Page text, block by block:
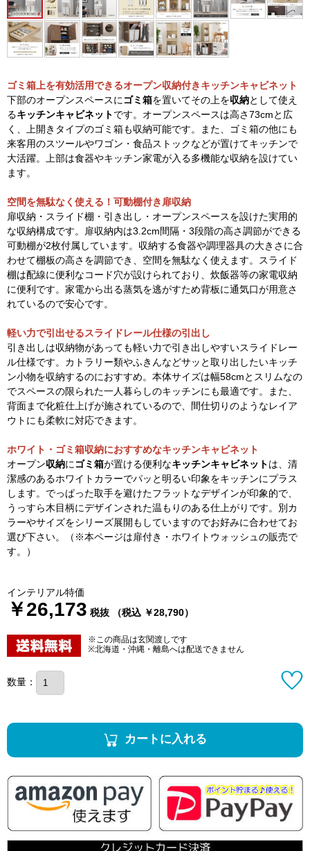
ゴミ箱上を有効活用できるオープン収納付きキッチンキャビネット
下部のオープンスペースに ゴミ箱を置いてその上を収納として使え
るキッチンキャビネットです。オープンスペースは高さ73cmと広
く、上開きタイプのゴミ箱も収納可能です。また、ゴミ箱の他にも
来客用のスツールやワゴン・食品ストックなどが置けてキッチンで
大活躍。上部は食器やキッチン家電が入る多機能な収納を設けてい
ます。
空間を無駄なく使える！可動棚付き扉収納
扉収納・スライド棚・引き出し・オープンスペースを設けた実用的
な収納構成です。扉収納内は3.2cm間隔・3段階の高さ調節ができる
可動棚が2枚付属しています。収納する食器や調理器具の大きさに合
わせて棚板の高さを調節でき、空間を無駄なく使えます。スライド
棚は配線に便利なコード穴が設けられており、炊飯器等の家電収納
に便利です。家電から出る蒸気を逃がすため背板に通気口が用意さ
れているので安心です。
軽い力で引出せるスライドレール仕様の引出し
引き出しは収納物があっても軽い力で引き出しやすいスライドレー
ル仕様です。カトラリー類やふきんなどサッと取り出したいキッチ
ン小物を収納するのにおすすめ。本体サイズは幅58cmとスリムなの
でスペースの限られた一人暮らしのキッチンにも最適です。また、
背面まで化粧仕上げが施されているので、間仕切りのようなレイア
ウトにも柔軟に対応できます。
ホワイト・ゴミ箱収納におすすめなキッチンキャビネット
オープン収納に ゴミ箱が置ける便利なキッチンキャビネットは、清
潔感のあるホワイトカラーでパッと明るい印象をキッチンにプラス
します。でっぱった取手を避けたフラットなデザインが印象的で、
うっすら木目柄にデザインされた温もりのある仕上がりです。別カ
ラーやサイズをシリーズ展開もしていますのでお好みに合わせてお
選び下さい。（※本ページは扉付き・ホワイトウォッシュの販売で
す。）
インテリアル特価
￥26,173 税抜 （税込 ￥28,790）
※この商品は玄関渡しです
※北海道・沖縄・離島へは配送できません
数量：
カートに入れる